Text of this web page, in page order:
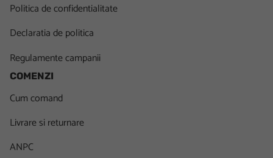
Politica de confidentialitate
Declaratia de politica
Regulamente campanii
COMENZI
Cum comand
Livrare si returnare
ANPC